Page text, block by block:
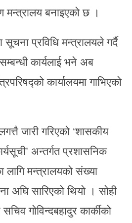
मन्त्रालय बनाइएको छ ।
प्रविधि मन्त्रालयले गर्दै
कार्यलाई भने अब
कार्यालयमा गाभिएको
जारी गरिएको ‘शासकीय
अन्तर्गत प्रशासनिक
लागि मन्त्रालयको संख्या
अघि सारिएको थियो । सोही
गोविन्दबहादुर कार्कीको